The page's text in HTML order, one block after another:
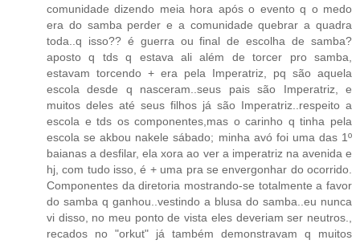
comunidade dizendo meia hora após o evento q o medo
era do samba perder e a comunidade quebrar a quadra
toda..q isso?? é guerra ou final de escolha de samba?
aposto q tds q estava ali além de torcer pro samba,
estavam torcendo + era pela Imperatriz, pq são aquela
escola desde q nasceram..seus pais são Imperatriz, e
muitos deles até seus filhos já são Imperatriz..respeito a
escola e tds os componentes,mas o carinho q tinha pela
escola se akbou nakele sábado; minha avó foi uma das 1º
baianas a desfilar, ela xora ao ver a imperatriz na avenida e
hj, com tudo isso, é + uma pra se envergonhar do ocorrido.
Componentes da diretoria mostrando-se totalmente a favor
do samba q ganhou..vestindo a blusa do samba..eu nunca
vi disso, no meu ponto de vista eles deveriam ser neutros.,
recados no "orkut" já também demonstravam q muitos